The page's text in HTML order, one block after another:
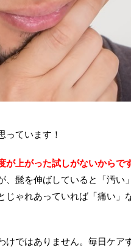
っています！
上がった試しがないからです
、髭を伸ばしていると「汚い
ゃれあっていれば「痛い」
けではありません。毎日ケア